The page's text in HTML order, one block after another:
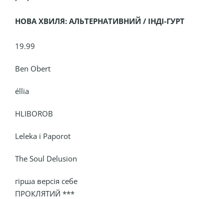
НОВА ХВИЛЯ: АЛЬТЕРНАТИВНИЙ / ІНДІ-ГУРТ
19.99
Ben Obert
éllia
HLIBOROB
Leleka i Paporot
The Soul Delusion
гірша версія себе
ПРОКЛЯТИЙ ***